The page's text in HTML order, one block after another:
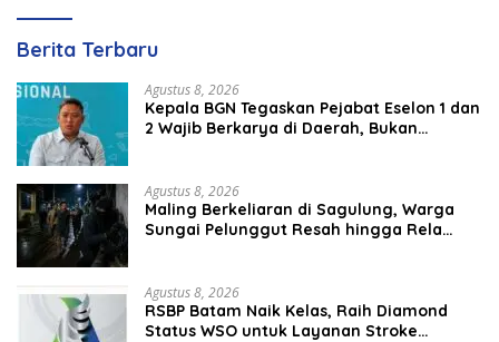
Berita Terbaru
Agustus 8, 2026
Kepala BGN Tegaskan Pejabat Eselon 1 dan
2 Wajib Berkarya di Daerah, Bukan
Agustus 8, 2026
Maling Berkeliaran di Sagulung, Warga
Sungai Pelunggut Resah hingga Rela
Agustus 8, 2026
RSBP Batam Naik Kelas, Raih Diamond
Status WSO untuk Layanan Stroke